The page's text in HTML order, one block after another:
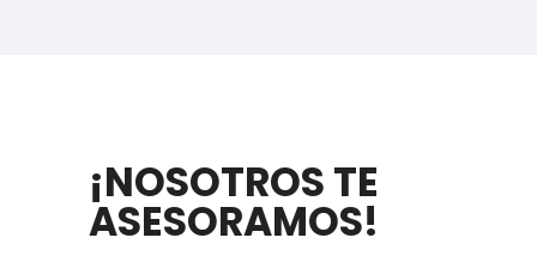
¡NOSOTROS TE
ASESORAMOS!